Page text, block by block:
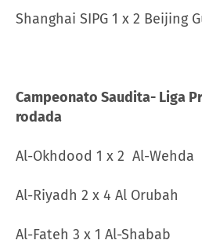
Shanghai SIPG 1 x 2 Beijing
Campeonato Saudita- Liga
rodada
Al-Okhdood 1 x 2 Al-Wehda
Al-Riyadh 2 x 4 Al Orubah
Al-Fateh 3 x 1 Al-Shabab